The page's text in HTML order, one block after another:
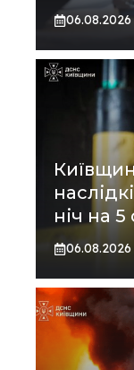
06.08.2026
ніч на
06.08.2026